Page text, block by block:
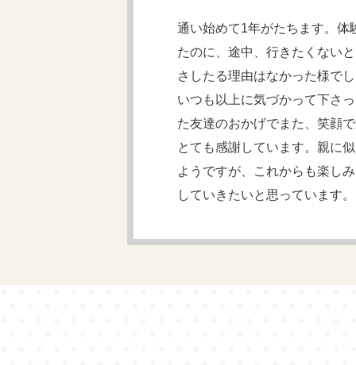
通い始めて1年がたちます。体
たのに、途中、行きたくない
さしたる理由はなかった様で
いつも以上に気づかって下さ
た友達のおかげでまた、笑顔
とても感謝しています。親に
ようですが、これからも楽し
していきたいと思っています。